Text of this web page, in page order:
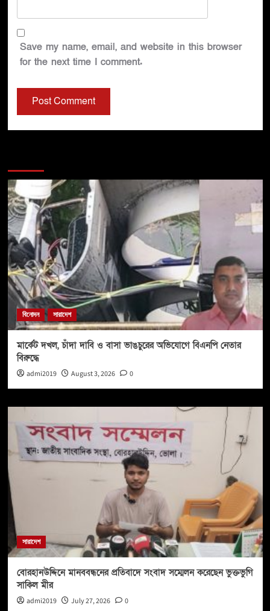
Save my name, email, and website in this browser
for the next time I comment.
বিনোদন সারাদেশ
মার্কেট দখল, চাঁদা দাবি ও বাসা ভাঙচুরের অভিযোগে বিএনপি নেতার
বিরুদ্ধে
admi2019 August 3, 2026 0
সারাদেশ
বোরহানউদ্দিনে মানববন্ধনের প্রতিবাদে সংবাদ সম্মেলন করেছেন ভুক্তভুগি
সাকিল মীর
admi2019 July 27, 2026 0